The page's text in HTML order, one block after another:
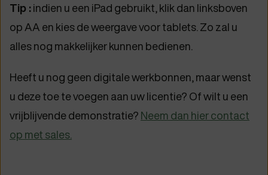
Tip : indien u een iPad gebruikt, klik dan linksboven
op AA en kies de weergave voor tablets. Zo zal u
alles nog makkelijker kunnen bedienen.
Heeft u nog geen digitale werkbonnen, maar wenst
u deze toe te voegen aan uw licentie? Of wilt u een
vrijblijvende demonstratie? Neem dan hier contact
op met sales.